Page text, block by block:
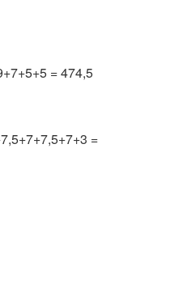
= 474,5
=